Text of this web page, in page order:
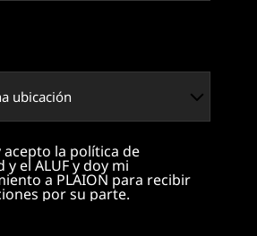
acepto la política de
y el ALUF y doy mi
a PLAION para recibir
por su parte.